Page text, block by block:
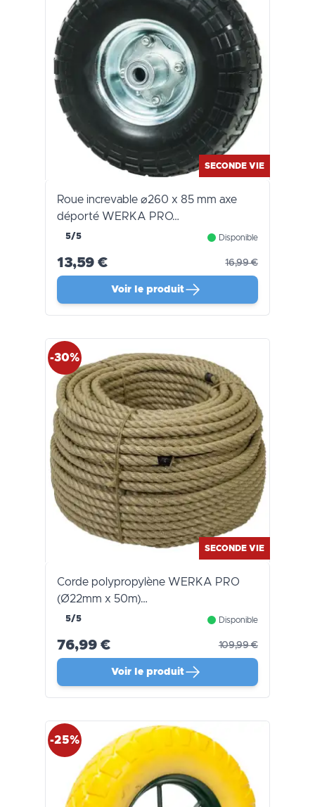
SECONDE VIE
Roue increvable ⌀260 x 85 mm axe
déporté WERKA PRO…
5/5 Disponible
13,59 € 16,99 €
Voir le produit
-30%
SECONDE VIE
Corde polypropylène WERKA PRO
(Ø22mm x 50m)…
5/5 Disponible
76,99 € 109,99 €
Voir le produit
-25%